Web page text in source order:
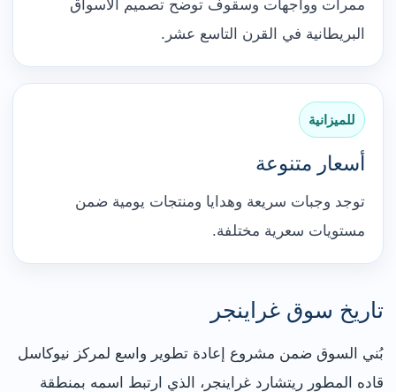
ممرات وواجهات وسقوف توضح تصميم الأسواق
البريطانية في القرن التاسع عشر.
للميزانية
أسعار متنوعة
توجد وجبات سريعة وهدايا ومنتجات يومية ضمن
مستويات سعرية مختلفة.
تاريخ سوق غراينجر
بُني السوق ضمن مشروع إعادة تطوير واسع لمركز نيوكاسل
قاده المطور ريتشارد غراينجر، الذي ارتبط اسمه بمنطقة